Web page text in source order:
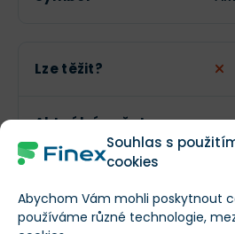
Souhlas s
cookies
Abychom Vám mohli poskytnout
používáme různé technologie,
Lze těžit?
Aktuální počet
tokenů
Maximální počet
tokenů
--